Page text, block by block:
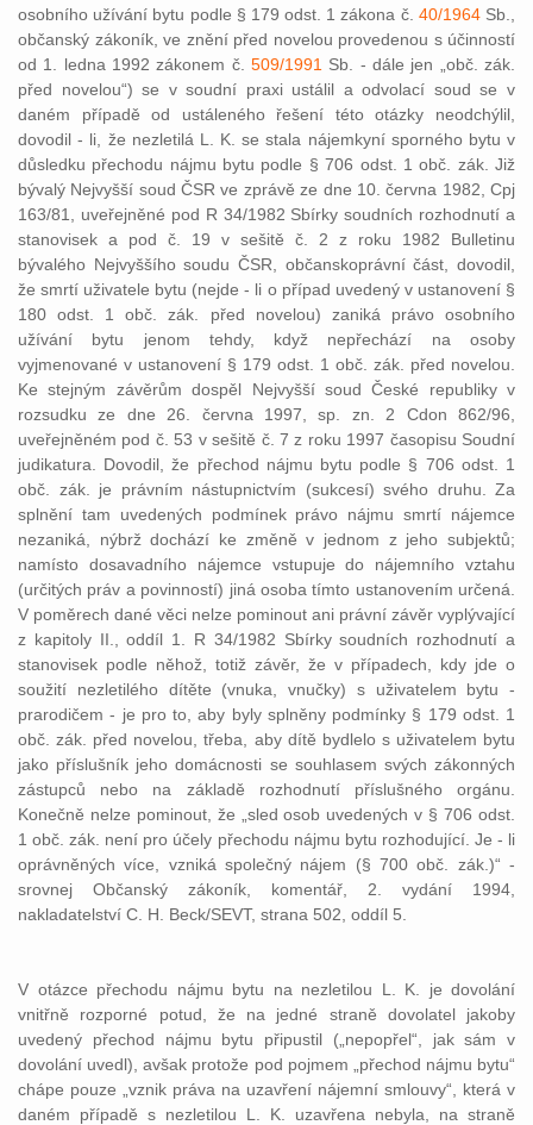
osobního užívání bytu podle § 179 odst. 1 zákona č. 40/1964Sb.,
občanský zákoník, ve znění před novelou provedenou s účinností
od 1. ledna 1992 zákonem č. 509/1991 Sb. - dále jen „obč. zák.
před novelou“) se v soudní praxi ustálil a odvolací soud se v
daném případě od ustáleného řešení této otázky neodchýlil,
dovodil - li, že nezletilá L. K. se stala nájemkyní sporného bytu v
důsledku přechodu nájmu bytu podle § 706 odst. 1 obč. zák. Již
bývalý Nejvyšší soud ČSR ve zprávě ze dne 10. června 1982, Cpj
163/81, uveřejněné pod R 34/1982 Sbírky soudních rozhodnutí a
stanovisek a pod č. 19 v sešitě č. 2 z roku 1982 Bulletinu
bývalého Nejvyššího soudu ČSR, občanskoprávní část, dovodil,
že smrtí uživatele bytu (nejde - li o případ uvedený v ustanovení §
180 odst. 1 obč. zák. před novelou) zaniká právo osobního
užívání bytu jenom tehdy, když nepřechází na osoby
vyjmenované v ustanovení § 179 odst. 1 obč. zák. před novelou.
Ke stejným závěrům dospěl Nejvyšší soud České republiky v
rozsudku ze dne 26. června 1997, sp. zn. 2 Cdon 862/96,
uveřejněném pod č. 53 v sešitě č. 7 z roku 1997 časopisu Soudní
judikatura. Dovodil, že přechod nájmu bytu podle § 706 odst. 1
obč. zák. je právním nástupnictvím (sukcesí) svého druhu. Za
splnění tam uvedených podmínek právo nájmu smrtí nájemce
nezaniká, nýbrž dochází ke změně v jednom z jeho subjektů;
namísto dosavadního nájemce vstupuje do nájemního vztahu
(určitých práv a povinností) jiná osoba tímto ustanovením určená.
V poměrech dané věci nelze pominout ani právní závěr vyplývající
z kapitoly II., oddíl 1. R 34/1982 Sbírky soudních rozhodnutí a
stanovisek podle něhož, totiž závěr, že v případech, kdy jde o
soužití nezletilého dítěte (vnuka, vnučky) s uživatelem bytu -
prarodičem - je pro to, aby byly splněny podmínky § 179 odst. 1
obč. zák. před novelou, třeba, aby dítě bydlelo s uživatelem bytu
jako příslušník jeho domácnosti se souhlasem svých zákonných
zástupců nebo na základě rozhodnutí příslušného orgánu.
Konečně nelze pominout, že „sled osob uvedených v § 706 odst.
1 obč. zák. není pro účely přechodu nájmu bytu rozhodující. Je - li
oprávněných více, vzniká společný nájem (§ 700 obč. zák.)“ -
srovnej Občanský zákoník, komentář, 2. vydání 1994,
nakladatelství C. H. Beck/SEVT, strana 502, oddíl 5.
V otázce přechodu nájmu bytu na nezletilou L. K. je dovolání
vnitřně rozporné potud, že na jedné straně dovolatel jakoby
uvedený přechod nájmu bytu připustil („nepopřel“, jak sám v
dovolání uvedl), avšak protože pod pojmem „přechod nájmu bytu“
chápe pouze „vznik práva na uzavření nájemní smlouvy“, která v
daném případě s nezletilou L. K. uzavřena nebyla, na straně